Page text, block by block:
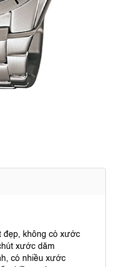
đẹp, không có xước
xước dăm
có nhiều xước